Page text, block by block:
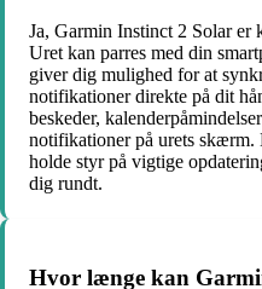
Ja, Garmin Instinct 2 Solar er
Uret kan parres med din
giver dig mulighed for at
notifikationer direkte på dit
beskeder,
notifikationer på urets
holde styr på vigtige
dig rundt.
Hvor længe kan